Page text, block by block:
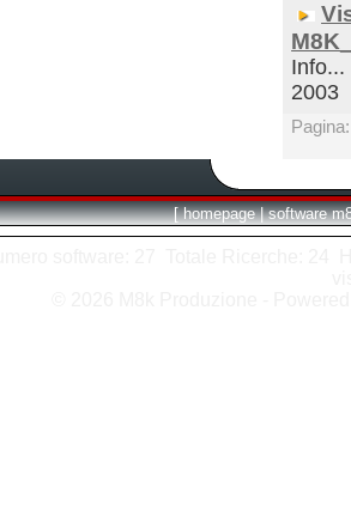
Info...
2003
[ homepage | software